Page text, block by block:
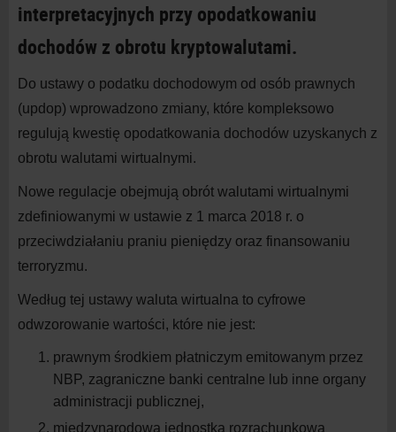
interpretacyjnych przy opodatkowaniu
dochodów z obrotu kryptowalutami.
Do ustawy o podatku dochodowym od osób prawnych
(updop) wprowadzono zmiany, które kompleksowo
regulują kwestię opodatkowania dochodów uzyskanych z
obrotu walutami wirtualnymi.
Nowe regulacje obejmują obrót walutami wirtualnymi
zdefiniowanymi w ustawie z 1 marca 2018 r. o
przeciwdziałaniu praniu pieniędzy oraz finansowaniu
terroryzmu.
Według tej ustawy waluta wirtualna to cyfrowe
odwzorowanie wartości, które nie jest:
prawnym środkiem płatniczym emitowanym przez
NBP, zagraniczne banki centralne lub inne organy
administracji publicznej,
międzynarodową jednostką rozrachunkową